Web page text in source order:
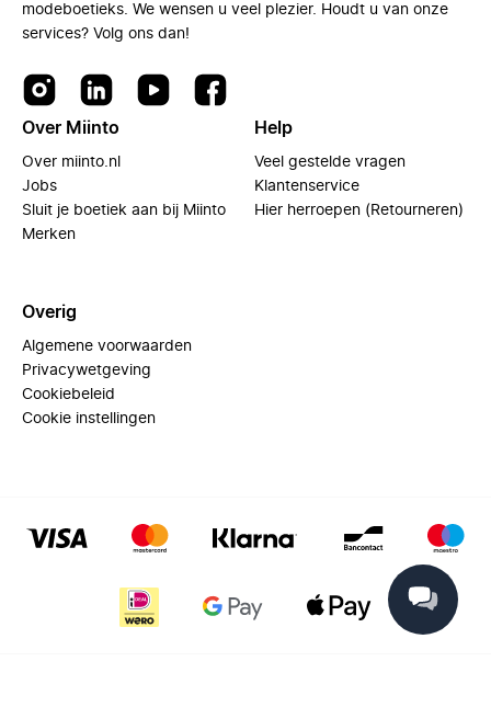
modeboetieks. We wensen u veel plezier. Houdt u van onze
services? Volg ons dan!
Over Miinto
Over miinto.nl
Jobs
Sluit je boetiek aan bij Miinto
Merken
Help
Veel gestelde vragen
Klantenservice
Hier herroepen (Retourneren)
Overig
Algemene voorwaarden
Privacywetgeving
Cookiebeleid
Cookie instellingen